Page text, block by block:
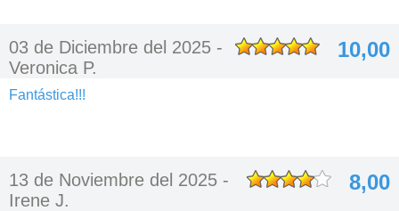
03 de Diciembre del 2025 -
Veronica P.
10,00
Fantástica!!!
13 de Noviembre del 2025 -
Irene J.
8,00